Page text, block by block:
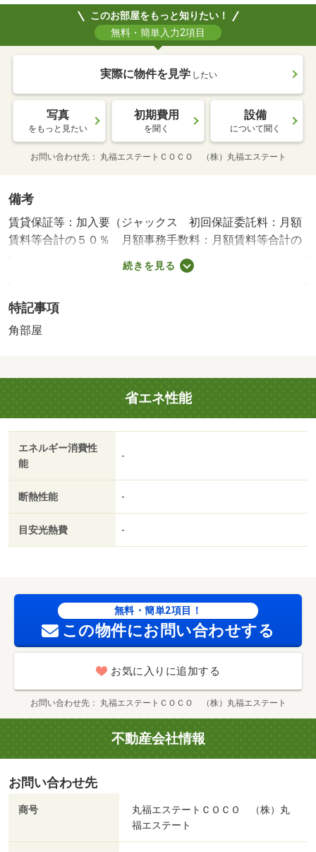
このお部屋をもっと知りたい！
無料・簡単入力2項目
実際に物件を見学 したい
写真
をもっと見たい
初期費用
を聞く
設備
について聞く
お問い合わせ先 丸福エステートＣＯＣＯ （株）丸福エステート
備考
賃貸保証等：加入要（ジャックス 初回保証委託料：月額
賃料等合計の５０％ 月額事務手数料：月額賃料等合計の
２％ 更新保証委託料：１０５００円／年（その他商品あ
り））・２０２７年２月上旬完成予定の新築物件！インタ
輪場：有（無料）/町費 500円
続きを見る
特記事項
角部屋
省エネ性能
エネルギー消費性
能
-
断熱性能 -
目安光熱費 -
無料・簡単2項目！
この物件にお問い合わせする
お気に入りに追加する
お問い合わせ先 丸福エステートＣＯＣＯ （株）丸福エステート
不動産会社情報
お問い合わせ先
商号
丸福エステートＣＯＣＯ （株）丸
福エステート